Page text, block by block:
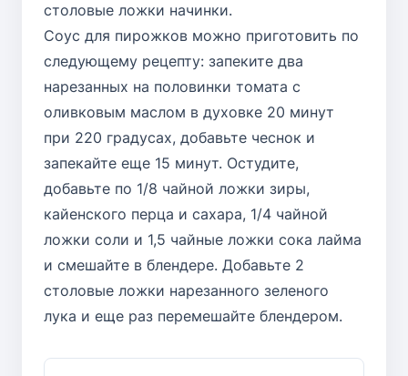
столовые ложки начинки.
Соус для пирожков можно приготовить по
следующему рецепту: запеките два
нарезанных на половинки томата с
оливковым маслом в духовке 20 минут
при 220 градусах, добавьте чеснок и
запекайте еще 15 минут. Остудите,
добавьте по 1/8 чайной ложки зиры,
кайенского перца и сахара, 1/4 чайной
ложки соли и 1,5 чайные ложки сока лайма
и смешайте в блендере. Добавьте 2
столовые ложки нарезанного зеленого
лука и еще раз перемешайте блендером.